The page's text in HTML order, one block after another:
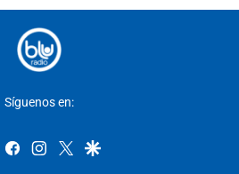
Síguenos en:
whatsappfacebookinstagram
twittergoogle